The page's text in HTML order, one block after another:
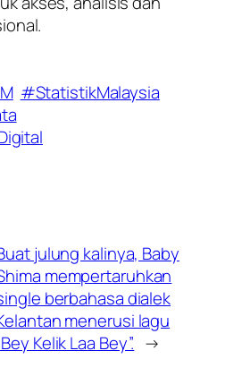
#StatistikMalaysia
julung kalinya, Baby
mempertaruhkan
berbahasa dialek
menerusi lagu
Kelik Laa Bey”. →